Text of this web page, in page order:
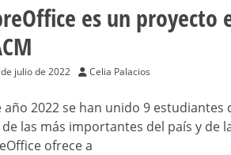
es un proyecto
julio de 2022 Celia Palacios
año 2022 se han unido 9
las más importantes del país y de
ofrece a